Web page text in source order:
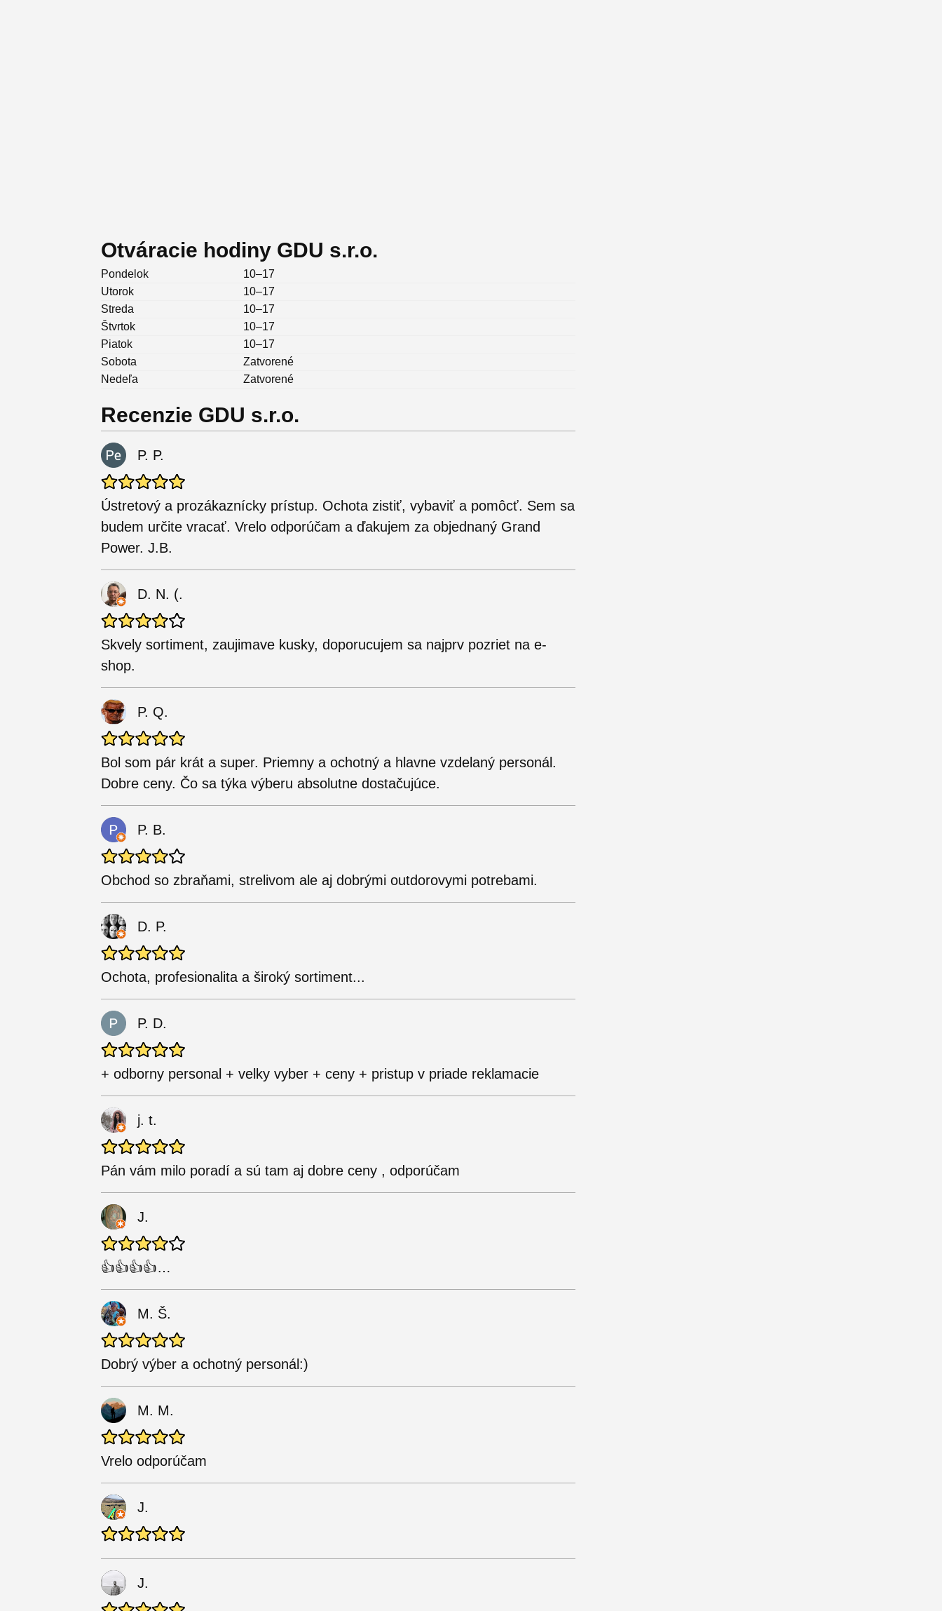
Otváracie hodiny GDU s.r.o.
Pondelok
10–17
Utorok
10–17
Streda
10–17
Štvrtok
10–17
Piatok
10–17
Sobota
Zatvorené
Nedeľa
Zatvorené
Recenzie GDU s.r.o.
P. P.
Ústretový a prozákaznícky prístup. Ochota zistiť, vybaviť a pomôcť. Sem sa
budem určite vracať. Vrelo odporúčam a ďakujem za objednaný Grand
Power. J.B.
D. N. (.
Skvely sortiment, zaujimave kusky, doporucujem sa najprv pozriet na e-
shop.
P. Q.
Bol som pár krát a super. Priemny a ochotný a hlavne vzdelaný personál.
Dobre ceny. Čo sa týka výberu absolutne dostačujúce.
P. B.
Obchod so zbraňami, strelivom ale aj dobrými outdorovymi potrebami.
D. P.
Ochota, profesionalita a široký sortiment...
P. D.
+ odborny personal + velky vyber + ceny + pristup v priade reklamacie
j. t.
Pán vám milo poradí a sú tam aj dobre ceny , odporúčam
J.
👍👍👍👍…
M. Š.
Dobrý výber a ochotný personál:)
M. M.
Vrelo odporúčam
J.
J.